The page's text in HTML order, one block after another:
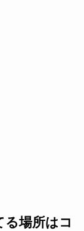
場所はコ